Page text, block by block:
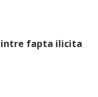
fapta ilicita